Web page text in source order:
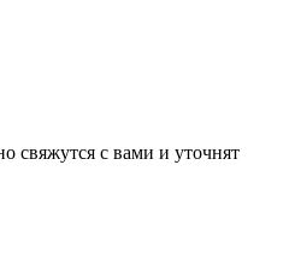
свяжутся с вами и уточнят